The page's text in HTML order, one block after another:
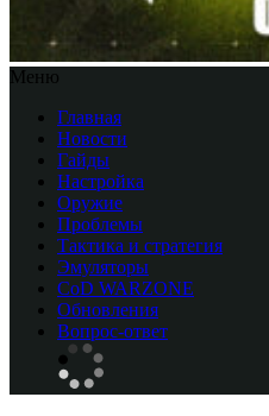
Меню
Главная
Новости
Гайды
Настройка
Оружие
Проблемы
Тактика и стратегия
Эмуляторы
CоD WARZONE
Обновления
Вопрос-ответ